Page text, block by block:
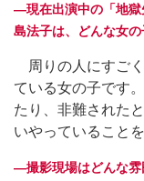
―現在出演中の「地獄
島法子は、どんな女の
周りの人にすご
ている女の子です
たり、非難された
いやっていること
―撮影現場はどんな雰